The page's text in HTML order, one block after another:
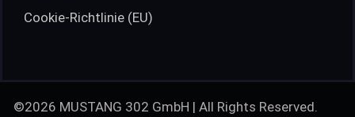
Cookie-Richtlinie (EU)
©2026 MUSTANG 302 GmbH | All Rights Reserved.